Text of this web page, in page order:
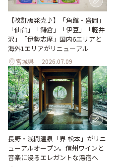
【改訂版発売♪】「角館・盛岡」
「仙台」「鎌倉」「伊豆」「軽井
沢」「伊勢志摩」国内6エリアと
海外1エリアがリニューアル
宮城県 2026.07.09
長野・浅間温泉「界 松本」がリニ
ューアルオープン。信州ワインと
音楽に浸るエレガントな湯宿へ